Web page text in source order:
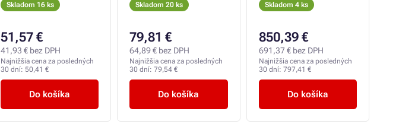
Skladom 16 ks
51,57 €
41,93 € bez DPH
Najnižšia cena za posledných
30 dní: 50,41 €
Do košíka
Skladom 20 ks
79,81 €
64,89 € bez DPH
Najnižšia cena za posledných
30 dní: 79,54 €
Do košíka
Skladom 4 ks
850,39 €
691,37 € bez DPH
Najnižšia cena za posledných
30 dní: 797,41 €
Do košíka